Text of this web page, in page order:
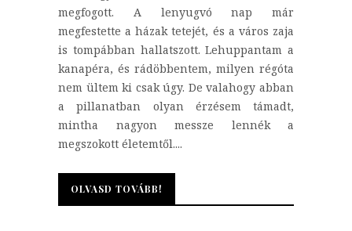
megfogott. A lenyugvó nap már
megfestette a házak tetejét, és a város zaja
is tompábban hallatszott. Lehuppantam a
kanapéra, és rádöbbentem, milyen régóta
nem ültem ki csak úgy. De valahogy abban
a pillanatban olyan érzésem támadt,
mintha nagyon messze lennék a
megszokott életemtől....
OLVASD TOVÁBB!
OLVASD TOVÁBB!